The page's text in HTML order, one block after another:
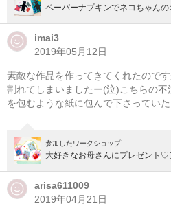
ペーパーナプキンでネコちゃん
imai3
2019年05月12日
素敵な作品を作ってきてくれたので
割れてしまいましたー(泣)こちらの
を包むような紙に包んで下さってい
参加したワークショップ
大好きなお母さんにプレゼント♡
arisa611009
2019年04月21日